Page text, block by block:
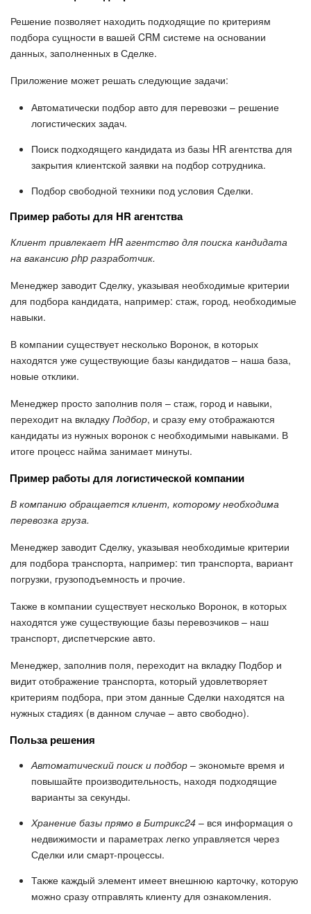
Решение позволяет находить подходящие по критериям
подбора сущности в вашей CRM системе на основании
данных, заполненных в Сделке.
Приложение может решать следующие задачи:
Автоматически подбор авто для перевозки – решение
логистических задач.
Поиск подходящего кандидата из базы HR агентства для
закрытия клиентской заявки на подбор сотрудника.
Подбор свободной техники под условия Сделки.
Пример работы для HR агентства
Клиент привлекает HR агентство для поиска кандидата
на вакансию php разработчик.
Менеджер заводит Сделку, указывая необходимые критерии
для подбора кандидата, например: стаж, город, необходимые
навыки.
В компании существует несколько Воронок, в которых
находятся уже существующие базы кандидатов – наша база,
новые отклики.
Менеджер просто заполнив поля – стаж, город и навыки,
переходит на вкладку Подбор, и сразу ему отображаются
кандидаты из нужных воронок с необходимыми навыками. В
итоге процесс найма занимает минуты.
Пример работы для логистической компании
В компанию обращается клиент, которому необходима
перевозка груза.
Менеджер заводит Сделку, указывая необходимые критерии
для подбора транспорта, например: тип транспорта, вариант
погрузки, грузоподъемность и прочие.
Также в компании существует несколько Воронок, в которых
находятся уже существующие базы перевозчиков – наш
транспорт, диспетчерские авто.
Менеджер, заполнив поля, переходит на вкладку Подбор и
видит отображение транспорта, который удовлетворяет
критериям подбора, при этом данные Сделки находятся на
нужных стадиях (в данном случае – авто свободно).
Польза решения
Автоматический поиск и подбор – экономьте время и
повышайте производительность, находя подходящие
варианты за секунды.
Хранение базы прямо в Битрикс24 – вся информация о
недвижимости и параметрах легко управляется через
Сделки или смарт-процессы.
Также каждый элемент имеет внешнюю карточку, которую
можно сразу отправлять клиенту для ознакомления.